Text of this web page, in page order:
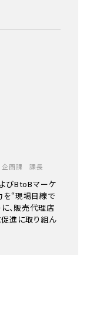
企画課 課長
びBtoBマーケ
を“現場目線で
に、販売代理店
促進に取り組ん